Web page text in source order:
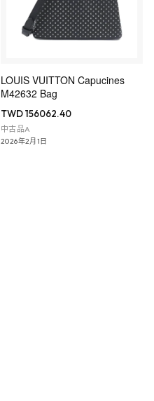
LOUIS VUITTON Capucines
M42632 Bag
TWD 156062.40
中古品A
2026年2月1日